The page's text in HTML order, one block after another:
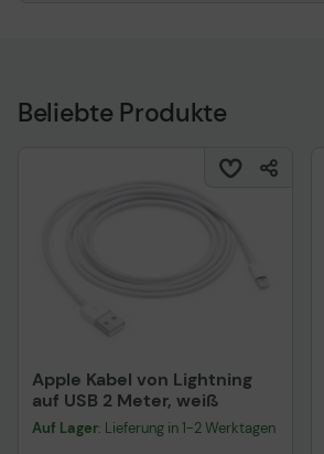
Beliebte Produkte
Apple Kabel von Lightning
auf USB 2 Meter, weiß
Auf Lager: Lieferung in 1-2 Werktagen